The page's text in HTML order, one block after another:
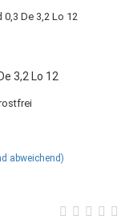
3,2 Lo 12
abweichend)